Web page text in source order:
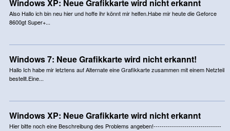
Windows XP: Neue Grafikkarte wird nicht erkannt
Also Hallo ich bin neu hier und hoffe ihr könnt mir helfen.Habe mir heute die Geforce
8600gt Super+...
Windows 7: Neue Grafikkarte wird nicht erkannt!
Hallo Ich habe mir letztens auf Alternate eine Grafikkarte zusammen mit einem Netzteil
bestellt.Eine...
Windows XP: Neue Grafikkarte wird nicht erkannt
Hier bitte noch eine Beschreibung des Problems angeben!---------------------------------